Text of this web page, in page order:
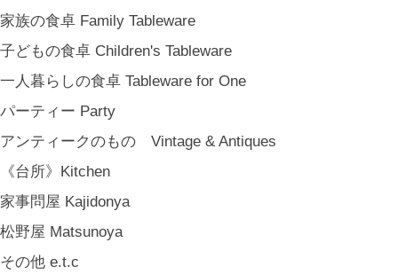
家族の食卓 Family Tableware
子どもの食卓 Children's Tableware
一人暮らしの食卓 Tableware for One
パーティー Party
アンティークのもの Vintage & Antiques
《台所》Kitchen
家事問屋 Kajidonya
松野屋 Matsunoya
その他 e.t.c
《古道具》Vintage & Antiques
ハナレきりゅう Hanare Kiryuh
《義援金商品》Charity
《ギフト》Gifts
石川・金沢・北陸土産 Local Souvenirs